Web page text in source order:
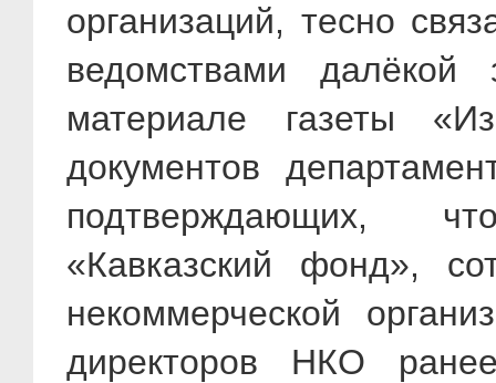
организаций, тесно
ведомствами
материале газеты
документов
подтверждающих,
«Кавказский фонд»,
некоммерческой
директоров НКО